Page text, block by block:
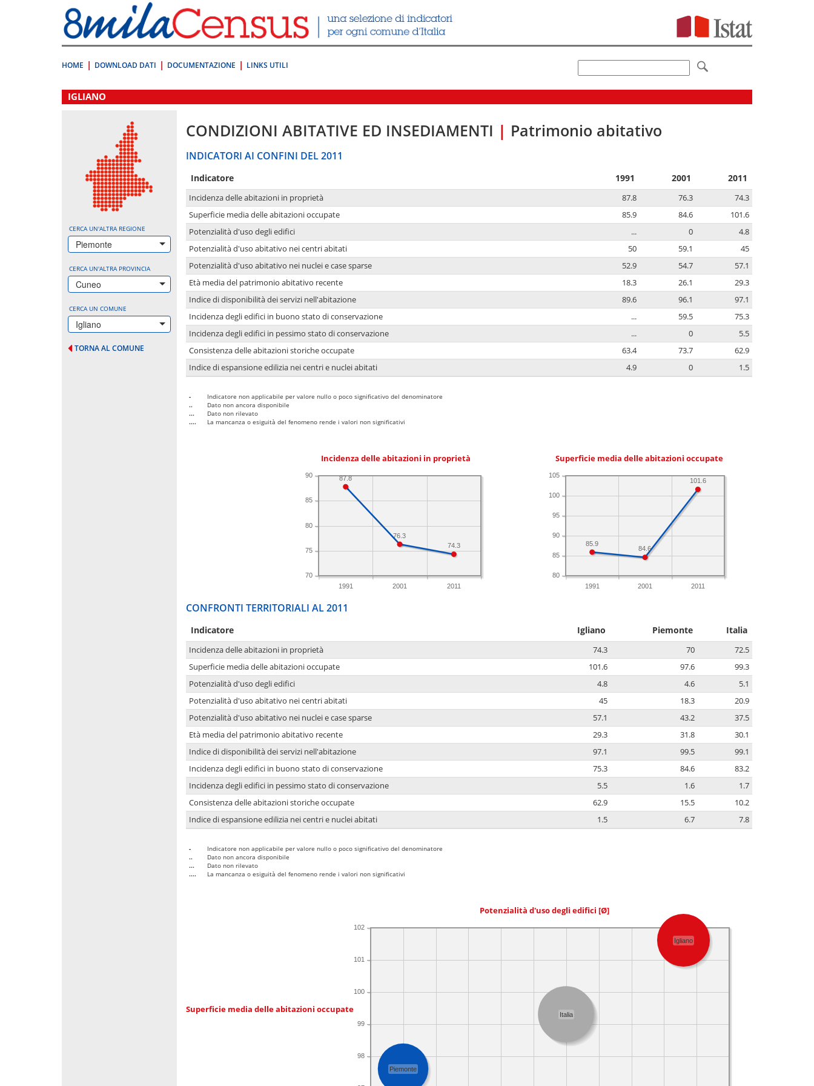
direttamente
a:
Contenuto
HOME DOWNLOAD DATI DOCUMENTAZIONE LINKS UTILI
.
IGLIANO
CERCA UN'ALTRA REGIONE
Piemonte
CERCA UN'ALTRA PROVINCIA
Cuneo
CERCA UN COMUNE
Igliano
TORNA AL COMUNE
CONDIZIONI ABITATIVE ED INSEDIAMENTI | Patrimonio abitativo
INDICATORI AI CONFINI DEL 2011
Indicatore 1991 2001 2011
Incidenza delle abitazioni in proprietà 87.8 76.3
74.3
Superficie media delle abitazioni occupate
85.9 84.6
101.6
Potenzialità d'uso degli edifici
... 0
4.8
Potenzialità d'uso abitativo nei centri abitati
50 59.1
45
Potenzialità d'uso abitativo nei nuclei e case sparse
52.9 54.7
57.1
Età media del patrimonio abitativo recente
18.3 26.1
29.3
Indice di disponibilità dei servizi nell'abitazione
89.6 96.1
97.1
Incidenza degli edifici in buono stato di conservazione
... 59.5
75.3
Incidenza degli edifici in pessimo stato di conservazione
... 0
5.5
Consistenza delle abitazioni storiche occupate
63.4 73.7
62.9
Indice di espansione edilizia nei centri e nuclei abitati
4.9 0 1.5
-
Indicatore non applicabile per valore nullo o poco significativo del denominatore
..
Dato non ancora disponibile
...
Dato non rilevato
....
La mancanza o esiguità del fenomeno rende i valori non significativi
Incidenza delle abitazioni in proprietà
1991 2001 2011
70
75
80
85
90
74.3
76.3
87.8
Superficie media delle abitazioni occupate
1991 2001 2011
80
85
90
95
100
105
101.6
84.6
85.9
CONFRONTI TERRITORIALI AL 2011
Indicatore Igliano Piemonte Italia
Incidenza delle abitazioni in proprietà 74.3 70
72.5
Superficie media delle abitazioni occupate
101.6 97.6
99.3
Potenzialità d'uso degli edifici
4.8 4.6
5.1
Potenzialità d'uso abitativo nei centri abitati
45 18.3
20.9
Potenzialità d'uso abitativo nei nuclei e case sparse
57.1 43.2
37.5
Età media del patrimonio abitativo recente
29.3 31.8
30.1
Indice di disponibilità dei servizi nell'abitazione
97.1 99.5
99.1
Incidenza degli edifici in buono stato di conservazione
75.3 84.6
83.2
Incidenza degli edifici in pessimo stato di conservazione
5.5 1.6
1.7
Consistenza delle abitazioni storiche occupate
62.9 15.5
10.2
Indice di espansione edilizia nei centri e nuclei abitati
1.5 6.7 7.8
-
Indicatore non applicabile per valore nullo o poco significativo del denominatore
..
Dato non ancora disponibile
...
Dato non rilevato
....
La mancanza o esiguità del fenomeno rende i valori non significativi
Potenzialità d'uso degli edifici [Ø]
Superficie media delle abitazioni occupate
98
99
100
101
102
Italia
Igliano
Piemonte